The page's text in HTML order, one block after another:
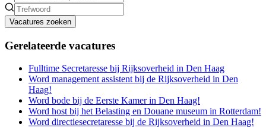
Vacatures zoeken
Gerelateerde vacatures
Fulltime Secretaresse bij Rijksoverheid in Den Haag
Word management assistent bij de Rijksoverheid in Den
Haag!
Word bode bij de Eerste Kamer in Den Haag!
Word host bij het Belasting en Douane museum in Rotterdam!
Word directiesecretaresse bij de Rijksoverheid in Den Haag!